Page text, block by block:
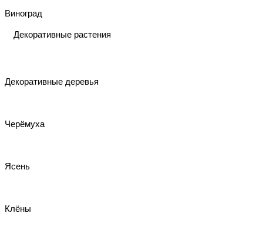
Виноград
Декоративные растения
Декоративные деревья
Черёмуха
Ясень
Клёны